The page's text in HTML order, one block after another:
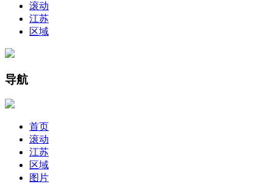
滚动
江苏
区域
导航
首页
滚动
江苏
区域
图片